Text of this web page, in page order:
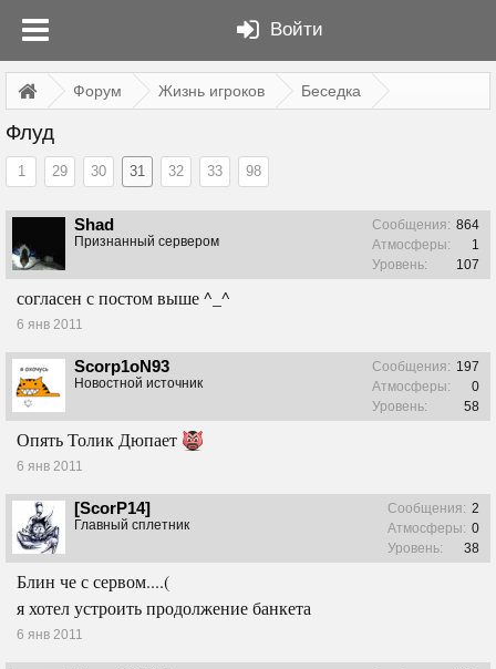
Войти
Форум Жизнь игроков Беседка
Флуд
1 29 30 31 32 33 98
Shad
Признанный сервером
Сообщения: 864
Атмосферы:
1
Уровень:
107
согласен с постом выше ^_^
6 янв 2011
Scorp1oN93
Новостной источник
Сообщения: 197
Атмосферы:
0
Уровень:
58
Опять Толик Дюпает
6 янв 2011
[ScorP14]
Главный сплетник
Сообщения: 2
Атмосферы: 0
Уровень:
38
Блин че с сервом....(
я хотел устроить продолжение банкета
6 янв 2011